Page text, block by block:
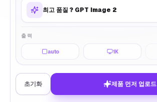
최고 품질 ? GPT Image 2
출력
auto 1K
초기화 제품 먼저 업로드